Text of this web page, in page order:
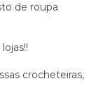
de roupa
crocheteiras,